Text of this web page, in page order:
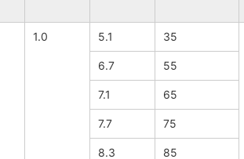
1.0 5.1 35
6.7 55
7.1 65
7.7 75
8.3 85